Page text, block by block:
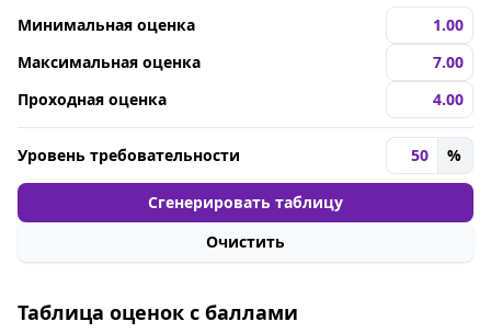
Минимальная оценка
Максимальная оценка
Проходная оценка
Уровень требовательности %
Сгенерировать таблицу
Очистить
Таблица оценок с баллами